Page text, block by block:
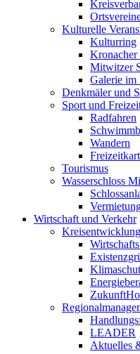
Kulturelle
Kulturring
Kronacher
Mitwitzer
Galerie im
Denkmäler und
Sport und
Radfahren
Wandern
Tourismus
Wasserschloss
Wirtschaft und Verkehr
LEADER
Aktuelles